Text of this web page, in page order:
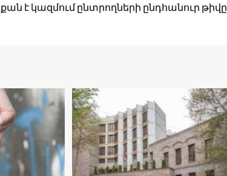
է կազմում ընտրողների ընդհանուր թիվը